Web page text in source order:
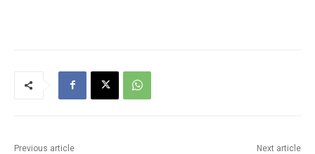
Previous article Next article